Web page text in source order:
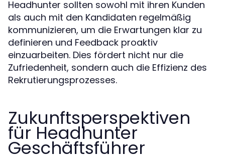
Headhunter sollten sowohl mit ihren Kunden
als auch mit den Kandidaten regelmäßig
kommunizieren, um die Erwartungen klar zu
definieren und Feedback proaktiv
einzuarbeiten. Dies fördert nicht nur die
Zufriedenheit, sondern auch die Effizienz des
Rekrutierungsprozesses.
Zukunftsperspektiven
für Headhunter
Geschäftsführer